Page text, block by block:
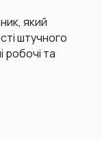
який
штучного
робочі та